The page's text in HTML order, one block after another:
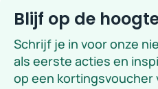
Blijf op de
Schrijf je in voor onze
als eerste acties en
op een kortingsvoucher